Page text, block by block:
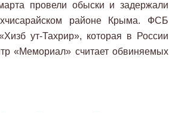
провели обыски и задержали
районе Крыма. ФСБ
ут-Тахрир», которая в России
«Мемориал» считает обвиняемых